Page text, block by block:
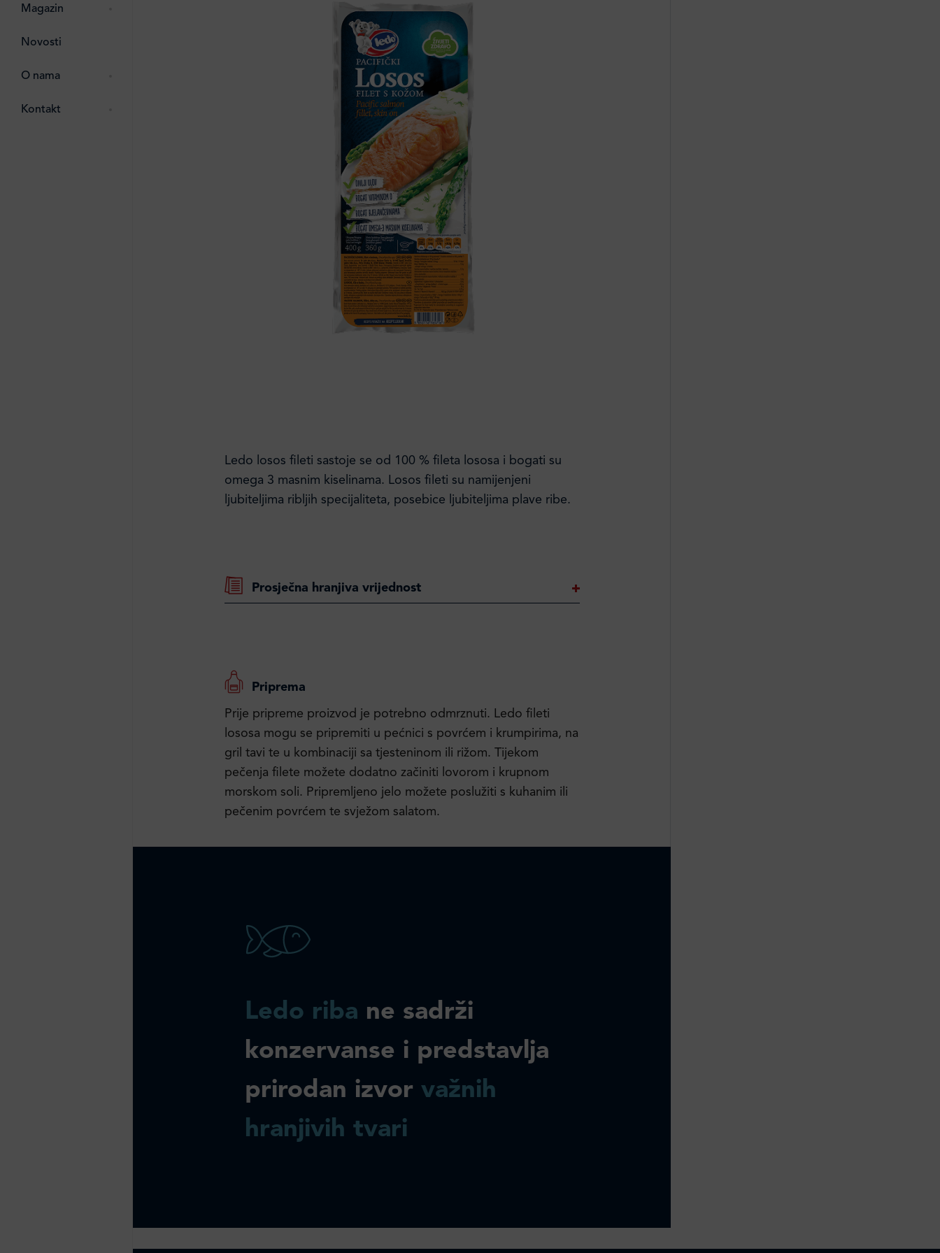
Magazin
Novosti
O nama
ostalo
Kontakt
Ledo losos fileti sastoje se od 100 % fileta lososa i bogati su
omega 3 masnim kiselinama. Losos fileti su namijenjeni
ljubiteljima ribljih specijaliteta, posebice ljubiteljima plave ribe.
Prosječna hranjiva vrijednost
Priprema
Prije pripreme proizvod je potrebno odmrznuti. Ledo fileti
lososa mogu se pripremiti u pećnici s povrćem i krumpirima, na
gril tavi te u kombinaciji sa tjesteninom ili rižom. Tijekom
pečenja filete možete dodatno začiniti lovorom i krupnom
morskom soli. Pripremljeno jelo možete poslužiti s kuhanim ili
pečenim povrćem te svježom salatom.
Ledo riba ne sadrži
konzervanse i predstavlja
prirodan izvor važnih
hranjivih tvari